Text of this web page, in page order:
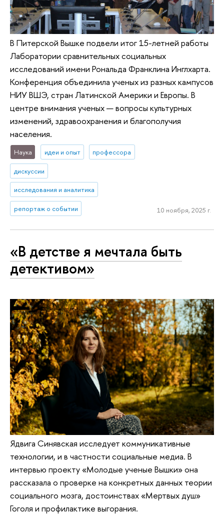
В Питерской Вышке подвели итог 15-летней работы
Лаборатории сравнительных социальных
исследований имени Рональда Франклина Инглхарта.
Конференция объединила ученых из разных кампусов
НИУ ВШЭ, стран Латинской Америки и Европы. В
центре внимания ученых — вопросы культурных
изменений, здравоохранения и благополучия
населения.
Наука идеи и опыт профессора
дискуссии
исследования и аналитика
репортаж о событии 10 ноября, 2025 г.
«В детстве я мечтала быть
детективом»
Ядвига Синявская исследует коммуникативные
технологии, и в частности социальные медиа. В
интервью проекту «Молодые ученые Вышки» она
рассказала о проверке на конкретных данных теории
социального мозга, достоинствах «Мертвых душ»
Гоголя и профилактике выгорания.